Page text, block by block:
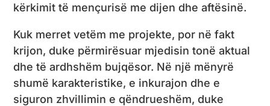
kërkimit të mençurisë me dijen dhe aftësinë.
Kuk merret vetëm me projekte, por në fakt
krijon, duke përmirësuar mjedisin tonë aktual
dhe të ardhshëm bujqësor. Në një mënyrë
shumë karakteristike, e inkurajon dhe e
siguron zhvillimin e qëndrueshëm, duke